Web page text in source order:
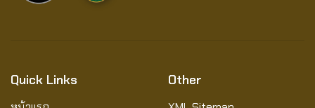
Quick Links Other